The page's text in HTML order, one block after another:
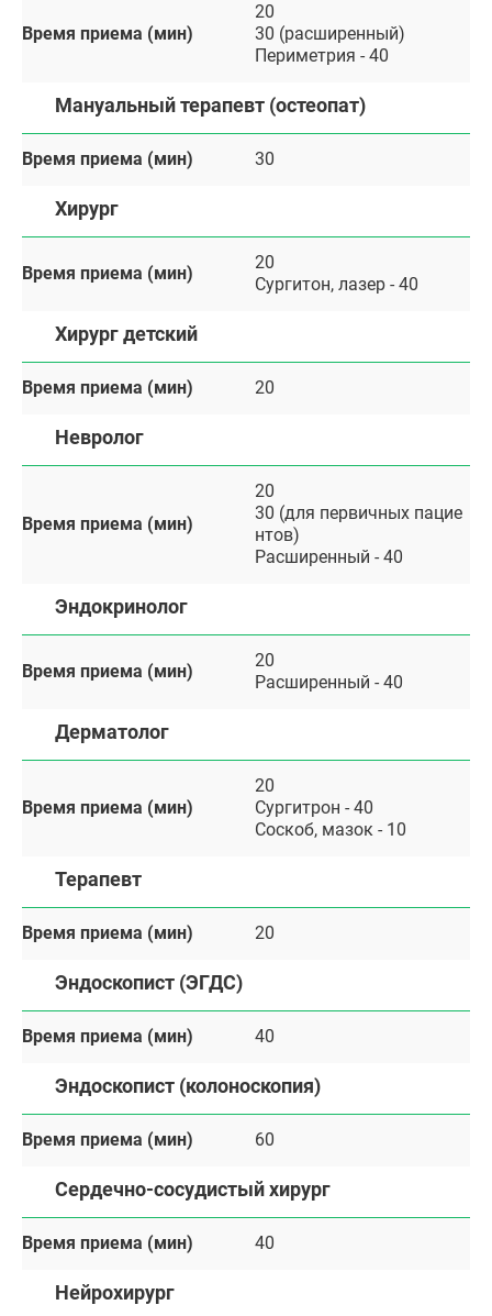
Время приема (мин)
20
30 (расширенный)
Периметрия - 40
Мануальный терапевт (остеопат)
Время приема (мин) 30
Хирург
Время приема (мин)
20
Сургитон, лазер - 40
Хирург детский
Время приема (мин) 20
Невролог
Время приема (мин)
20
30 (для первичных пацие
нтов)
Расширенный - 40
Эндокринолог
Время приема (мин)
20
Расширенный - 40
Дерматолог
Время приема (мин)
20
Сургитрон - 40
Соскоб, мазок - 10
Терапевт
Время приема (мин) 20
Эндоскопист (ЭГДС)
Время приема (мин) 40
Эндоскопист (колоноскопия)
Время приема (мин) 60
Сердечно-сосудистый хирург
Время приема (мин) 40
Нейрохирург